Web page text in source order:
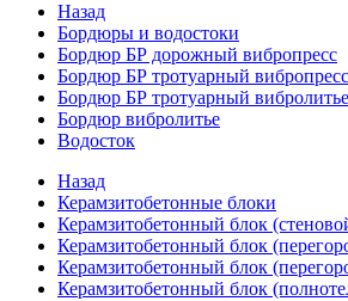
Назад
Бордюры и водостоки
Бордюр БР дорожный вибропресс
Бордюр БР тротуарный вибропресс
Бордюр БР тротуарный вибролитье
Бордюр вибролитье
Водосток
Назад
Керамзитобетонные блоки
Керамзитобетонный блок
Керамзитобетонный блок
Керамзитобетонный блок
Керамзитобетонный блок